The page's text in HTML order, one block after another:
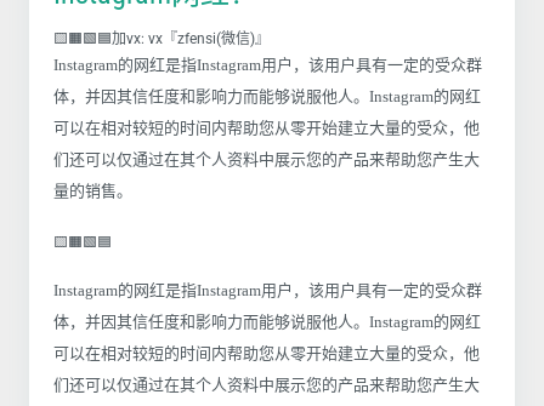
🟨🟧🟩🟦加vx: vx『zfensi(微信)』
Instagram的网红是指Instagram用户，该用户具有一定的受众群
体，并因其信任度和影响力而能够说服他人。Instagram的网红
可以在相对较短的时间内帮助您从零开始建立大量的受众，他
们还可以仅通过在其个人资料中展示您的产品来帮助您产生大
量的销售。
🟨🟧🟩🟦
Instagram的网红是指Instagram用户，该用户具有一定的受众群
体，并因其信任度和影响力而能够说服他人。Instagram的网红
可以在相对较短的时间内帮助您从零开始建立大量的受众，他
们还可以仅通过在其个人资料中展示您的产品来帮助您产生大